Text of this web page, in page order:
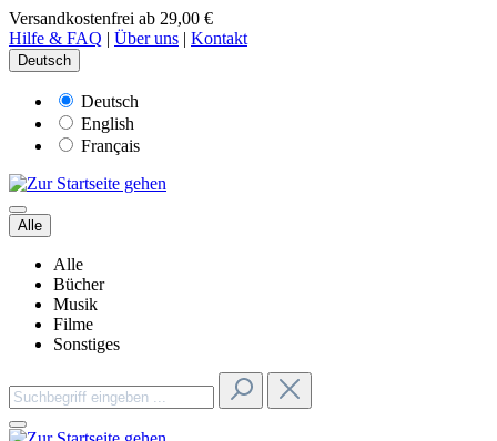
Versandkostenfrei ab 29,00 €
Hilfe & FAQ | Über uns | Kontakt
Deutsch
Deutsch
English
Français
Alle
Alle
Bücher
Musik
Filme
Sonstiges